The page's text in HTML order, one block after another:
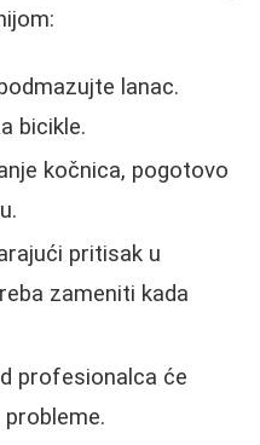
lanac.
bicikle.
kočnica, pogotovo
pritisak u
zameniti kada
profesionalca će